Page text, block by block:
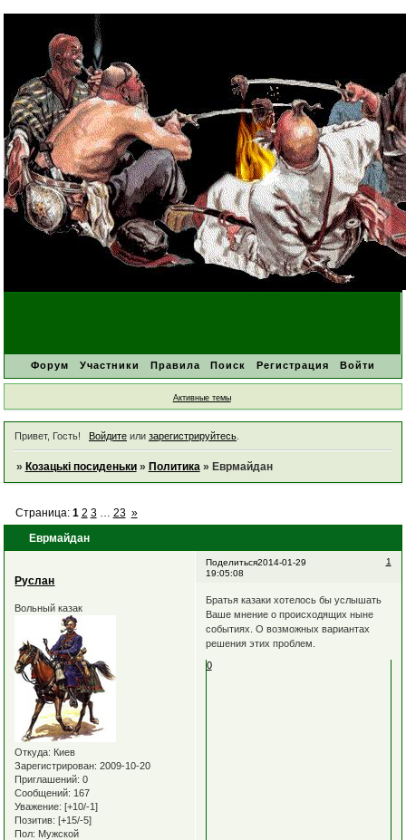
Форум Участники Правила Поиск Регистрация Войти
Активные темы
Привет, Гость! Войдитеили зарегистрируйтесь.
» Козацькі посиденьки » Политика » Еврмайдан
Еврмайдан
Страница: 1 2 3 23 »
Поделиться 1
2014-01-29
19:05:08
Руслан
Вольный казак
Откуда: Киев
Зарегистрирован: 2009-10-20
Приглашений: 0
Сообщений: 167
Уважение: [+10/-1]
Позитив: [+15/-5]
Пол: Мужской
Братья казаки хотелось бы услышать
Ваше мнение о происходящих ныне
событиях. О возможных вариантах
решения этих проблем.
0